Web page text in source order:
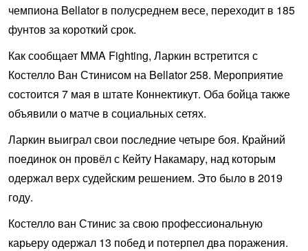
чемпиона Bellator в полусреднем весе, переходит в 185
фунтов за короткий срок.
Как сообщает MMA Fighting, Ларкин встретится с
Костелло Ван Стинисом на Bellator 258. Мероприятие
состоится 7 мая в штате Коннектикут. Оба бойца также
объявили о матче в социальных сетях.
Ларкин выиграл свои последние четыре боя. Крайний
поединок он провёл с Кейту Накамару, над которым
одержал верх судейским решением. Это было в 2019
году.
Костелло ван Стинис за свою профессиональную
карьеру одержал 13 побед и потерпел два поражения.